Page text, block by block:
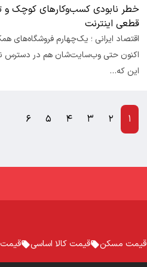
خطر نابودی کسب‌وکارهای کوچک و
قطعی اینترنت
اقتصاد ایرانی ؛ یک‌چهارم فروشگاه‌های
اکنون حتی وب‌سایت‌شان هم در دسترس
این که…
۱ ۲ ۳ ۴ ۵ ۶
قیمت مسکن قیمت کالا اساسی قیمت